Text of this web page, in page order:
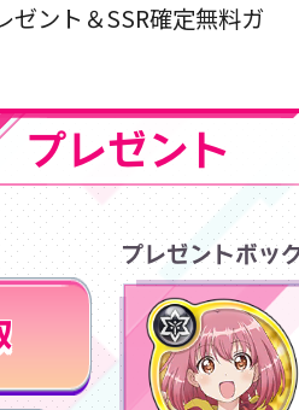
ント＆SSR確定無料ガ